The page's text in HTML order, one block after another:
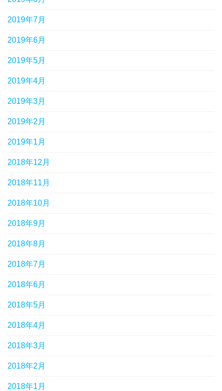
2019年7月
2019年6月
2019年5月
2019年4月
2019年3月
2019年2月
2019年1月
2018年12月
2018年11月
2018年10月
2018年9月
2018年8月
2018年7月
2018年6月
2018年5月
2018年4月
2018年3月
2018年2月
2018年1月